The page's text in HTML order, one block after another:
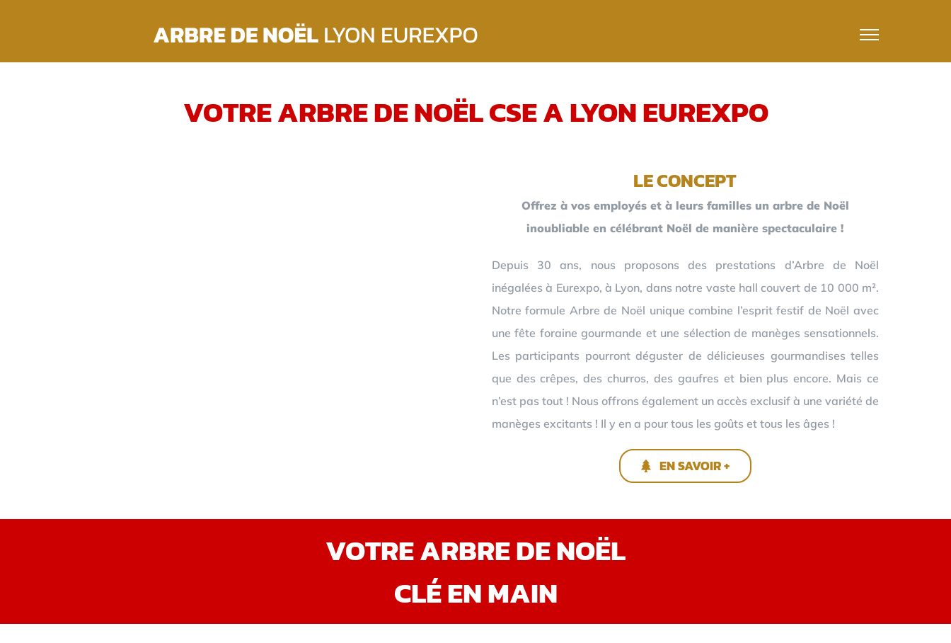
VOTRE ARBRE DE NOËL CSE A LYON EUREXPO
LE CONCEPT
Offrez à vos employés et à leurs familles un arbre de Noël
inoubliable en célébrant Noël de manière spectaculaire !
Depuis 30 ans, nous proposons des prestations d’Arbre de Noël
inégalées à Eurexpo, à Lyon, dans notre vaste hall couvert de 10 000 m².
Notre formule Arbre de Noël unique combine l’esprit festif de Noël avec
une fête foraine gourmande et une sélection de manèges sensationnels.
Les participants pourront déguster de délicieuses gourmandises telles
que des crêpes, des churros, des gaufres et bien plus encore. Mais ce
n’est pas tout ! Nous offrons également un accès exclusif à une variété de
manèges excitants ! Il y en a pour tous les goûts et tous les âges !
EN SAVOIR +
VOTRE ARBRE DE NOËL
CLÉ EN MAIN